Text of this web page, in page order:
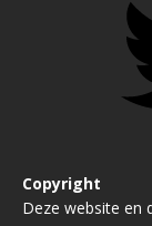
Copyright
Deze website en